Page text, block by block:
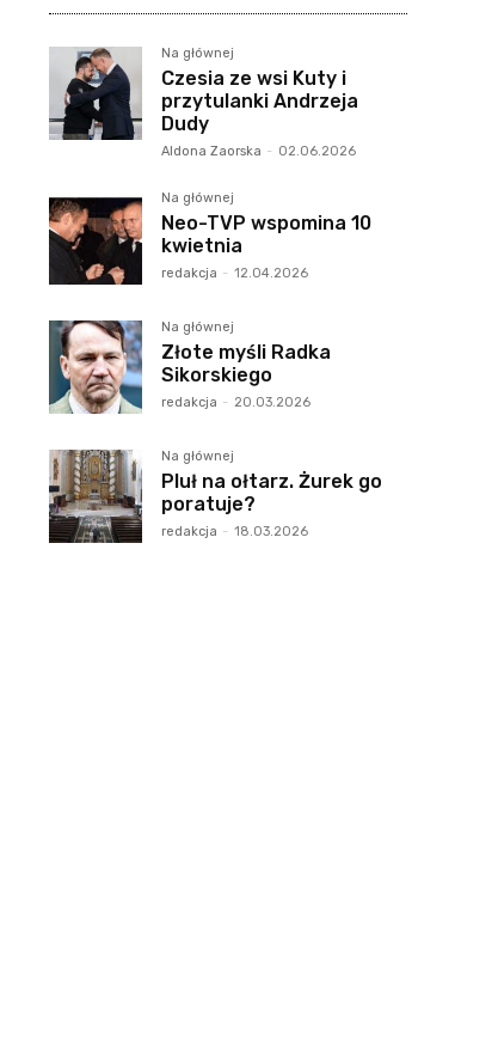
Na głównej
Czesia ze wsi Kuty i
przytulanki Andrzeja
Dudy
Aldona Zaorska - 02.06.2026
Na głównej
Neo-TVP wspomina 10
kwietnia
redakcja - 12.04.2026
Na głównej
Złote myśli Radka
Sikorskiego
redakcja - 20.03.2026
Na głównej
Pluł na ołtarz. Żurek go
poratuje?
redakcja - 18.03.2026